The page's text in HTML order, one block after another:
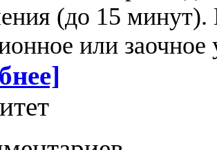
(до 15
или заочное